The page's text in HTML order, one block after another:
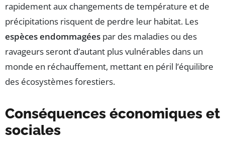
rapidement aux changements de température et de
précipitations risquent de perdre leur habitat. Les
espèces endommagées par des maladies ou des
ravageurs seront d’autant plus vulnérables dans un
monde en réchauffement, mettant en péril l’équilibre
des écosystèmes forestiers.
Conséquences économiques et
sociales